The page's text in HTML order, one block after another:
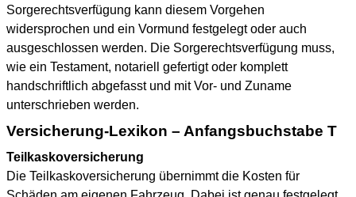
Sorgerechtsverfügung kann diesem Vorgehen
widersprochen und ein Vormund festgelegt oder auch
ausgeschlossen werden. Die Sorgerechtsverfügung muss,
wie ein Testament, notariell gefertigt oder komplett
handschriftlich abgefasst und mit Vor- und Zuname
unterschrieben werden.
Versicherung-Lexikon – Anfangsbuchstabe T
Teilkaskoversicherung
Die Teilkaskoversicherung übernimmt die Kosten für